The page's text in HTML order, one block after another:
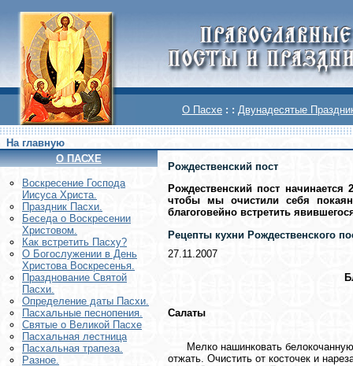
О Пасхе : : Двунадесятые
На главную
О ПАСХЕ
Воскреcение Господа
Иисуса Христа.
Праздник Пасхи.
Беседа о Воскресении
Христовом.
Как встретить Пасху?
О Богослужении в День
Христова Воскресенья.
Празднование Святой
Пасхи.
Определение даты Пасхи.
Пасхальные песнопения.
Святые о Великой Пасхе
Пасхальная лестница
Пасхальная трапеза.
Разное.
Рождественский пост
Рождественский пост
чтобы мы очистили себя
благоговейно встретить
Рецепты кухни Рождественского
27.11.2007
Салаты
Мелко нашинковать белокочанную
отжать. Очистить от косточек и